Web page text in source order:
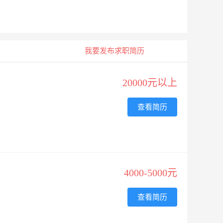
我要发布求职简历
20000元以上
查看简历
4000-5000元
查看简历